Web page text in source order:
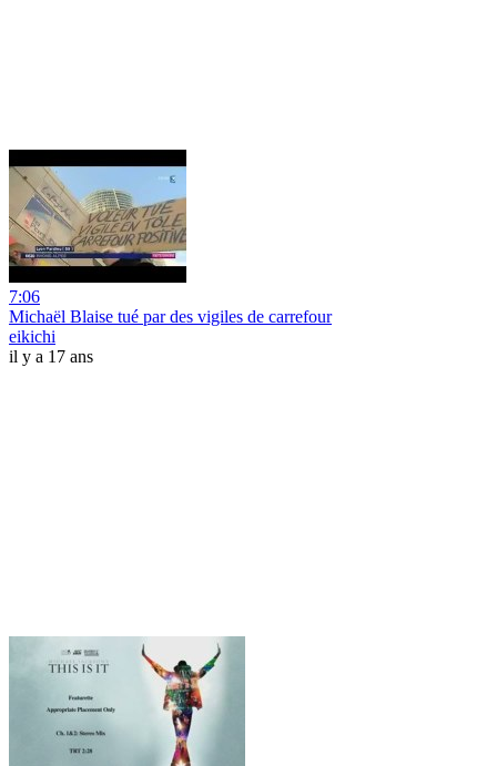
7:06
Michaël Blaise tué par des vigiles de carrefour
eikichi
il y a 17 ans